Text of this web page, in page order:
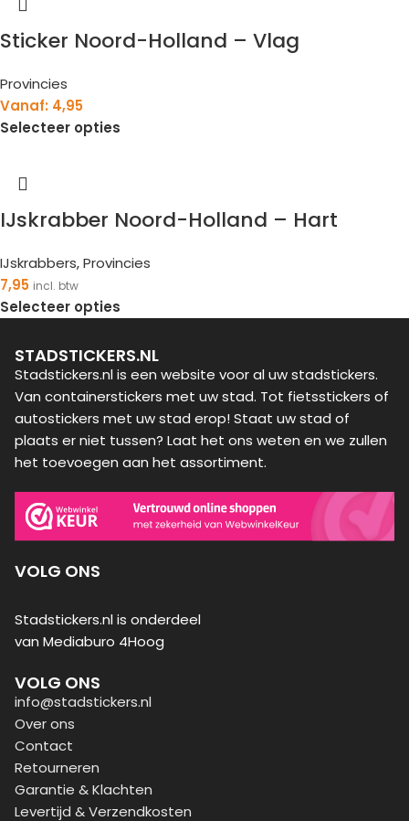
Sticker Noord-Holland – Vlag
Provincies
Vanaf: 4,95
Selecteer opties
IJskrabber Noord-Holland – Hart
IJskrabbers,Provincies
7,95 incl. btw
Selecteer opties
STADSTICKERS.NL
Stadstickers.nl is een website voor al uw stadstickers.
Van containerstickers met uw stad. Tot fietsstickers of
autostickers met uw stad erop! Staat uw stad of
plaats er niet tussen? Laat het ons weten en we zullen
het toevoegen aan het assortiment.
VOLG ONS
Stadstickers.nl is onderdeel
van Mediaburo 4Hoog
VOLG ONS
info@stadstickers.nl
Over ons
Contact
Retourneren
Garantie & Klachten
Levertijd & Verzendkosten